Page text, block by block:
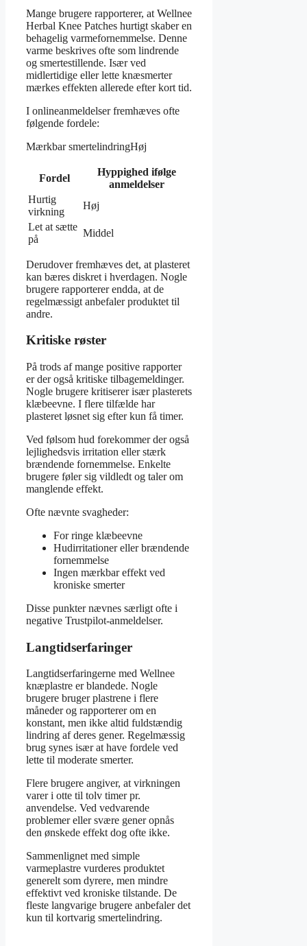
Mange brugere rapporterer, at Wellnee
Herbal Knee Patches hurtigt skaber en
behagelig varmefornemmelse. Denne
varme beskrives ofte som lindrende
og smertestillende. Især ved
midlertidige eller lette knæsmerter
mærkes effekten allerede efter kort tid.
I onlineanmeldelser fremhæves ofte
følgende fordele:
Mærkbar smertelindringHøj
Fordel
Hyppighed ifølge
anmeldelser
Hurtig
virkning
Høj
Let at sætte
på
Middel
Derudover fremhæves det, at plasteret
kan bæres diskret i hverdagen. Nogle
brugere rapporterer endda, at de
regelmæssigt anbefaler produktet til
andre.
Kritiske røster
På trods af mange positive rapporter
er der også kritiske tilbagemeldinger.
Nogle brugere kritiserer især plasterets
klæbeevne. I flere tilfælde har
plasteret løsnet sig efter kun få timer.
Ved følsom hud forekommer der også
lejlighedsvis irritation eller stærk
brændende fornemmelse. Enkelte
brugere føler sig vildledt og taler om
manglende effekt.
Ofte nævnte svagheder:
For ringe klæbeevne
Hudirritationer eller brændende
fornemmelse
Ingen mærkbar effekt ved
kroniske smerter
Disse punkter nævnes særligt ofte i
negative Trustpilot-anmeldelser.
Langtidserfaringer
Langtidserfaringerne med Wellnee
knæplastre er blandede. Nogle
brugere bruger plastrene i flere
måneder og rapporterer om en
konstant, men ikke altid fuldstændig
lindring af deres gener. Regelmæssig
brug synes især at have fordele ved
lette til moderate smerter.
Flere brugere angiver, at virkningen
varer i otte til tolv timer pr.
anvendelse. Ved vedvarende
problemer eller svære gener opnås
den ønskede effekt dog ofte ikke.
Sammenlignet med simple
varmeplastre vurderes produktet
generelt som dyrere, men mindre
effektivt ved kroniske tilstande. De
fleste langvarige brugere anbefaler det
kun til kortvarig smertelindring.